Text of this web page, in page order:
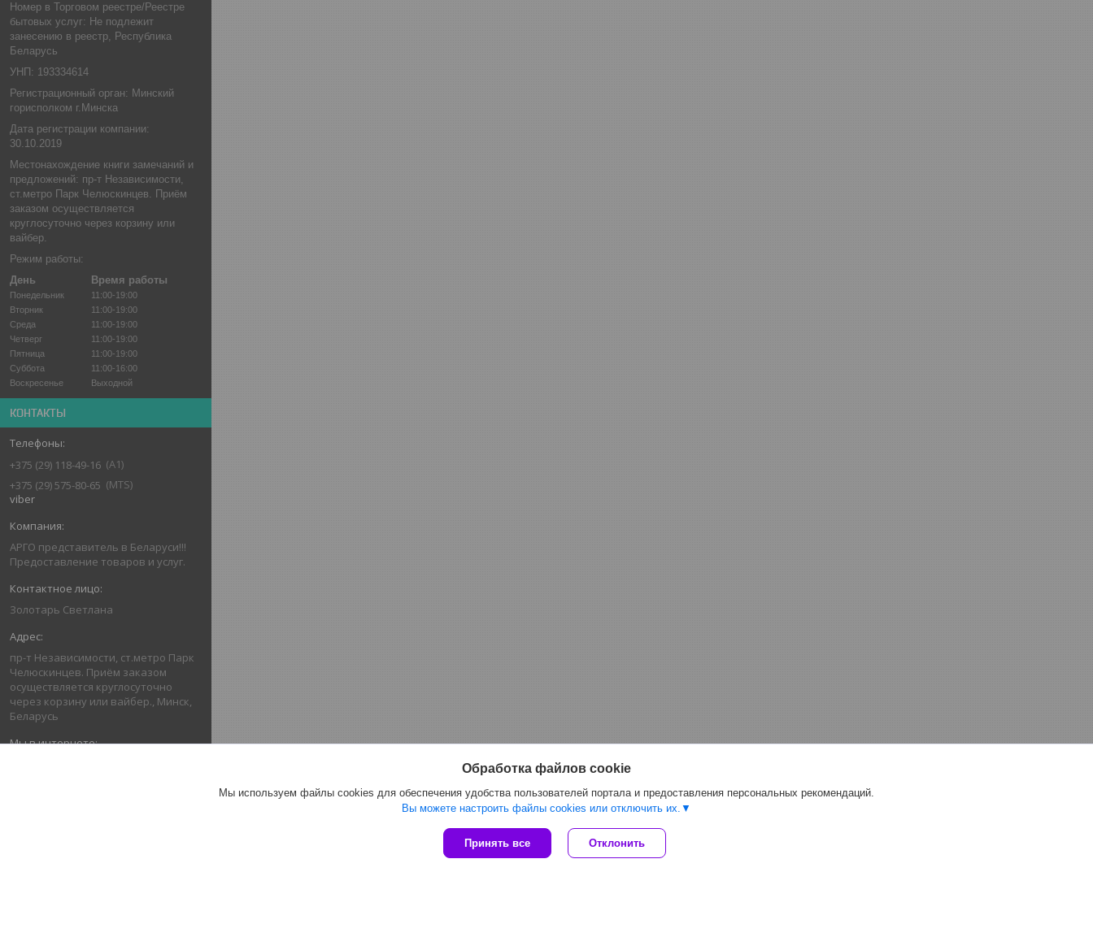
Номер в Торговом реестре/Реестре
бытовых услуг: Не подлежит
занесению в реестр, Республика
Беларусь
УНП: 193334614
Регистрационный орган: Минский
горисполком г.Минска
Дата регистрации компании:
30.10.2019
Местонахождение книги замечаний и
предложений: пр-т Независимости,
ст.метро Парк Челюскинцев. Приём
заказом осуществляется
круглосуточно через корзину или
вайбер.
Режим работы:
День
Время работы
Понедельник
11:00-19:00
Вторник
11:00-19:00
Среда
11:00-19:00
Четверг
11:00-19:00
Пятница
11:00-19:00
Суббота
11:00-16:00
Воскресенье
Выходной
КОНТАКТЫ
+375 (29) 118-49-16 А1
+375 (29) 575-80-65
MTS
viber
АРГО представитель в Беларуси!!!
Предоставление товаров и услуг.
Золотарь Светлана
пр-т Независимости, ст.метро Парк
Челюскинцев. Приём заказом
осуществляется круглосуточно
через корзину или вайбер., Минск,
Беларусь
Обработка файлов cookie
Мы используем файлы cookies для обеспечения удобства пользователей портала и предоставления персональных рекомендаций.
Вы можете настроить файлы cookies или отключить их.
Принять все Отклонить